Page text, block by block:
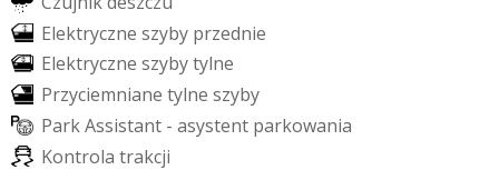
Elektryczne szyby przednie
Elektryczne szybytylne
Przyciemniane tylne szyby
ParkAssistant - asystent parkowania
Kontrola trakcji